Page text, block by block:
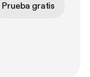
Prueba gratis